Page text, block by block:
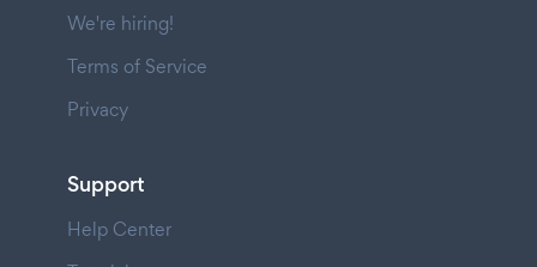
We're hiring!
Terms of Service
Privacy
Support
Help Center